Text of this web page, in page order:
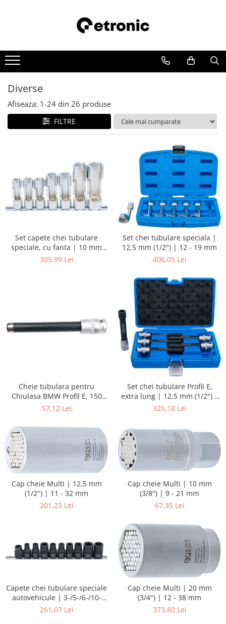
Diverse
Afiseaza: 1-24 din 26 produse
FILTRE
Set capete chei tubulare
speciale, cu fanta | 10 mm
(3/8") | 10 - 19 mm | 7 piese
305,99 Lei
Set chei tubulare speciala |
12,5 mm (1/2") | 12 - 19 mm
406,05 Lei
Cheie tubulara pentru
Chiulasa BMW Profil E, 150
mm | 12,5 mm (1/2") | E12
57,12 Lei
Set chei tubulare Profil E,
extra lung | 12,5 mm (1/2") |
E10 - E20 | 6 piese
325,18 Lei
Cap cheie Multi | 12,5 mm
(1/2") | 11 - 32 mm
201,23 Lei
Cap cheie Multi | 10 mm
(3/8") | 9 - 21 mm
67,35 Lei
Capete chei tubulare speciale
autovehicule | 3-/5-/6-/10-
laturi | 10 piese
261,07 Lei
Cap cheie Multi | 20 mm
(3/4") | 12 - 38 mm
373,80 Lei